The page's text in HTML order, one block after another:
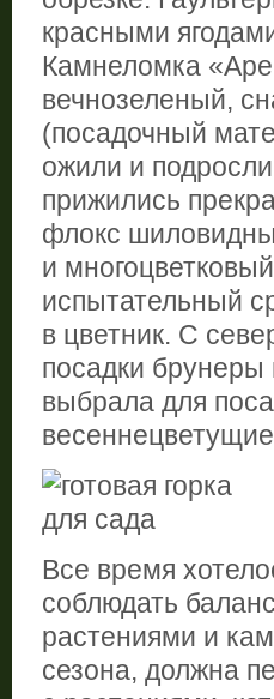
красными
Камнеломка
вечнозеленый,
(посадочный
ожили и
прижились
флокс
и
испытательный
в цветник. С
посадки брунеры
выбрала для
Все время
соблюдать
растениями и
сезона, должна